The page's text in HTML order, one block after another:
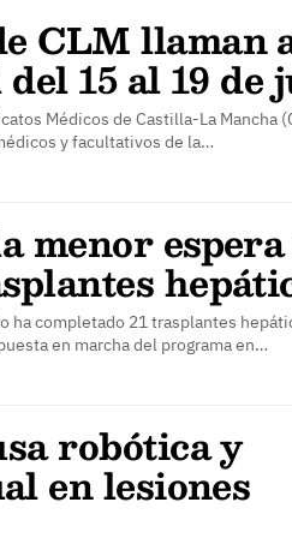
CLM llaman
15 al 19 de
Médicos de Castilla-La Mancha
y facultativos de la…
menor
ha completado 21 trasplantes
en marcha del programa en…
robótica y
en lesiones